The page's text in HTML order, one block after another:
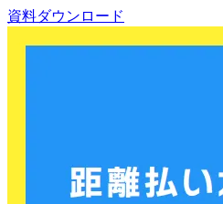
資料ダウンロード